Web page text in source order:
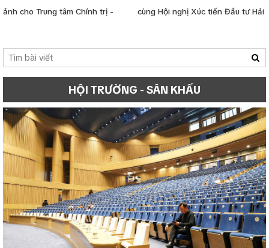
ảnh cho Trung tâm Chính trị - cùng Hội nghị Xúc tiến Đầu tư Hải
HỘI TRƯỜNG - SÂN KHẤU